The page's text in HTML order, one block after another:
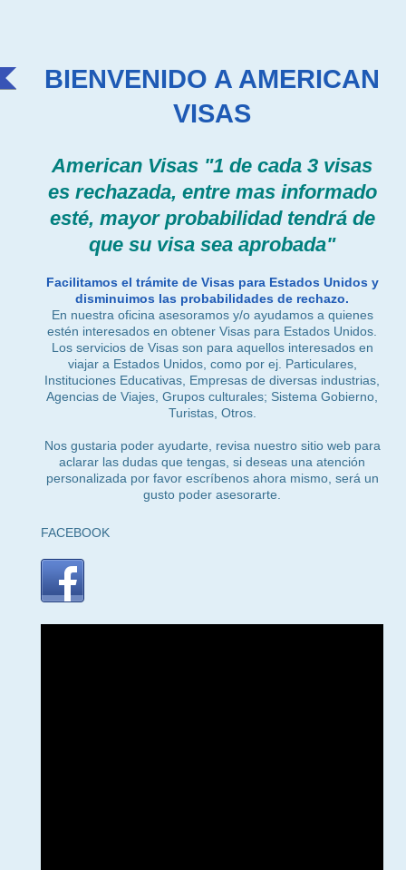
BIENVENIDO A AMERICAN
VISAS
American Visas "1 de cada 3 visas
es rechazada, entre mas informado
esté, mayor probabilidad tendrá de
que su visa sea aprobada"
Facilitamos el trámite de Visas para Estados Unidos y
disminuimos las probabilidades de rechazo.
En nuestra oficina asesoramos y/o ayudamos a quienes
estén interesados en obtener Visas para Estados Unidos.
Los servicios de Visas son para aquellos interesados en
viajar a Estados Unidos, como por ej. Particulares,
Instituciones Educativas, Empresas de diversas industrias,
Agencias de Viajes, Grupos culturales; Sistema Gobierno,
Turistas, Otros.
Nos gustaria poder ayudarte, revisa nuestro sitio web para
aclarar las dudas que tengas, si deseas una atención
personalizada por favor escríbenos ahora mismo, será un
gusto poder asesorarte.
FACEBOOK